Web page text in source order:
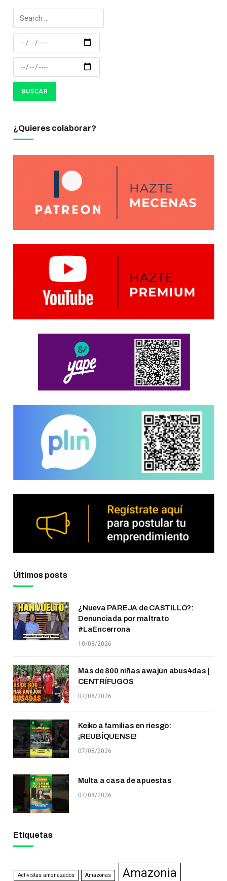
¿Quieres colaborar?
Últimos posts
¿Nueva PAREJA de CASTILLO?:
Denunciada por maltrato
#LaEncerrona
10/08/2026
Más de 800 niñas awajún abus4das |
CENTRÍFUGOS
07/08/2026
Keiko a familias en riesgo:
¡REUBÍQUENSE!
07/08/2026
Multa a casa de apuestas
07/08/2026
Etiquetas
Activistas amenazados Amazonas Amazonia